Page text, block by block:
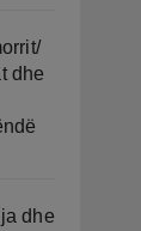
dhe
dhe